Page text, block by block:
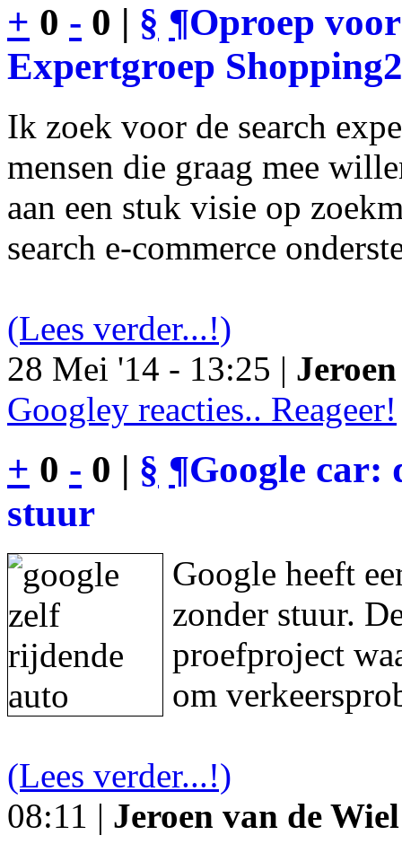
+ 0 - 0 | § ¶Oproep
Expertgroep
Ik zoek voor de search
mensen die graag mee
aan een stuk visie op
search e-commerce
(Lees verder...!)
28 Mei '14 - 13:25 |
Googley reacties.. Reageer!
+ 0 - 0 | § ¶Google car:
stuur
Google heeft
zonder stuur.
proefproject
om
(Lees verder...!)
08:11 | Jeroen van de Wiel